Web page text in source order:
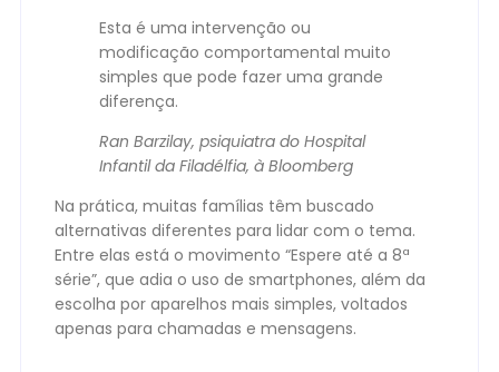
Esta é uma intervenção ou
modificação comportamental muito
simples que pode fazer uma grande
diferença.
Ran Barzilay, psiquiatra do Hospital
Infantil da Filadélfia, à Bloomberg
Na prática, muitas famílias têm buscado
alternativas diferentes para lidar com o tema.
Entre elas está o movimento “Espere até a 8ª
série”, que adia o uso de smartphones, além da
escolha por aparelhos mais simples, voltados
apenas para chamadas e mensagens.